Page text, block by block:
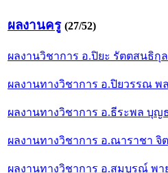
ผลงานครู (27/52)
ผลงานวิชาการ อ.ปิยะ รัตตสนธิกุล
ผลงานทางวิชาการ อ.ปิยวรรณ พ
ผลงานทางวิชาการ อ.ธีระพล บุญ
ผลงานทางวิชาการ อ.ณาราชา จิ
ผลงานทางวิชาการ อ.สมบูรณ์ พา